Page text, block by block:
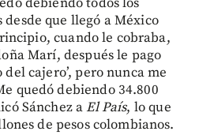
que llegó a México
cuando le cobraba,
Marí, después le pago
cajero’, pero nunca me
quedó debiendo 34.800
Sánchez aEl País, lo que
de pesos colombianos.